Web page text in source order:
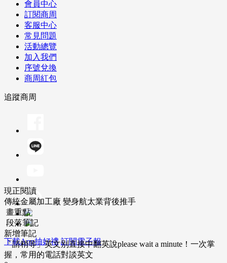
會員中心
訂閱商周
客服中心
常見問題
活動總覽
加入我們
序號兌換
商周紅包
追蹤商周
下載App抽好禮 訂閱電子報
現正閱讀
傳統金屬加工廠 變身航太業背後推手
畫重點
段落筆記
新增筆記
「請稍等」英文別直接中翻英說please wait a minute！一次掌
握，常用的電話對談英文